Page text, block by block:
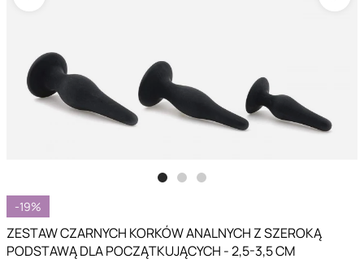
-19%
ZESTAW CZARNYCH KORKÓW ANALNYCH Z SZEROKĄ
PODSTAWĄ DLA POCZĄTKUJĄCYCH - 2,5-3,5 CM